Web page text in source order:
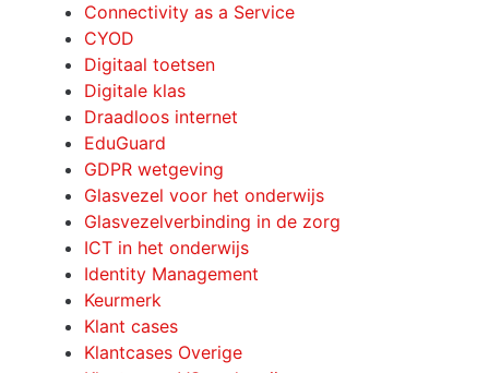
Connectivity as a Service
CYOD
Digitaal toetsen
Digitale klas
Draadloos internet
EduGuard
GDPR wetgeving
Glasvezel voor het onderwijs
Glasvezelverbinding in de zorg
ICT in het onderwijs
Identity Management
Keurmerk
Klant cases
Klantcases Overige